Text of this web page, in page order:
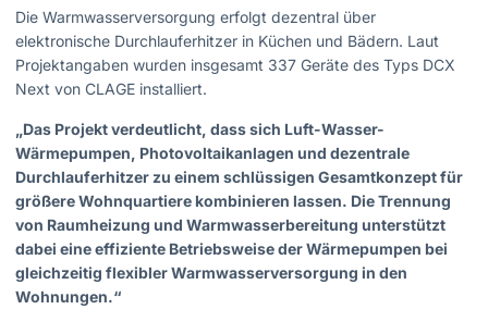
Die Warmwasserversorgung erfolgt dezentral über
elektronische Durchlauferhitzer in Küchen und Bädern. Laut
Projektangaben wurden insgesamt 337 Geräte des Typs DCX
Next von CLAGE installiert.
„Das Projekt verdeutlicht, dass sich Luft-Wasser-
Wärmepumpen, Photovoltaikanlagen und dezentrale
Durchlauferhitzer zu einem schlüssigen Gesamtkonzept für
größere Wohnquartiere kombinieren lassen. Die Trennung
von Raumheizung und Warmwasserbereitung unterstützt
dabei eine effiziente Betriebsweise der Wärmepumpen bei
gleichzeitig flexibler Warmwasserversorgung in den
Wohnungen.“